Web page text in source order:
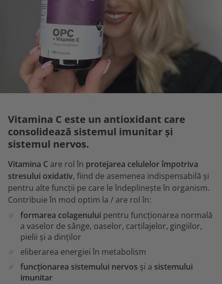
Vitamina C este un antioxidant care
consolidează sistemul imunitar și
sistemul nervos.
Vitamina C are rol în protejarea celulelor împotriva
stresului oxidativ, fiind de asemenea indispensabilă și
pentru alte funcții pe care le îndeplinește în organism.
Contribuie în mod optim la / are rol în:
formarea colagenului pentru funcționarea normală
a vaselor de sânge, oaselor, cartilajelor, gingiilor,
pielii și a dinților
eliberarea energiei în metabolism
funcționarea sistemului nervos și a sistemului
imunitar